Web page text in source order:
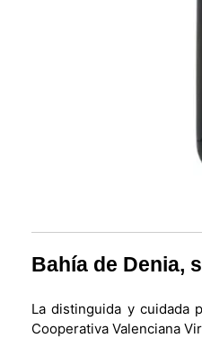
Bahía de Denia,
La distinguida y cuidada
Cooperativa Valenciana